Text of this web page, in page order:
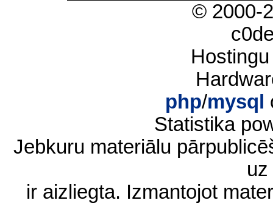
© 2000-
php/mysql
Statistika
Jebkuru materiālu
ir aizliegta. Izmantojot